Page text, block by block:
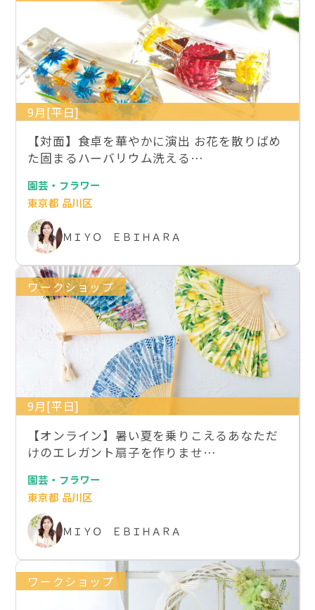
9月[平日]
【対面】食卓を華やかに演出 お花を散りばめ
た固まるハーバリウム洗える…
園芸・フラワー
東京都 品川区
ＭＩＹＯ ＥＢＩＨＡＲＡ
ワークショップ
9月[平日]
【オンライン】暑い夏を乗りこえるあなただ
けのエレガント扇子を作りませ…
園芸・フラワー
東京都 品川区
ＭＩＹＯ ＥＢＩＨＡＲＡ
ワークショップ